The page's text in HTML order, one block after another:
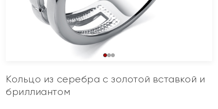
Кольцо из серебра с золотой вставкой и
бриллиантом